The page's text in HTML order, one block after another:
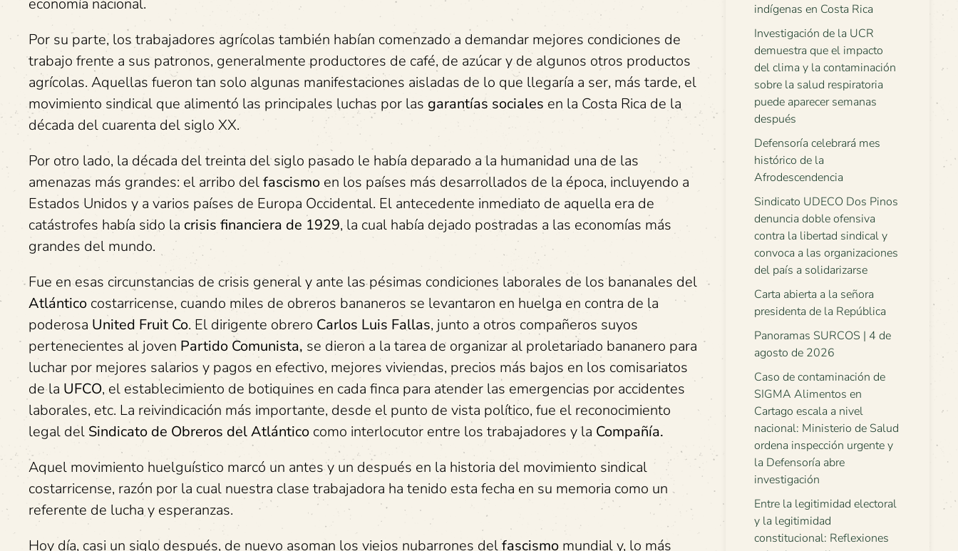
economía nacional.
Por su parte, los trabajadores agrícolas también habían comenzado a demandar mejores condiciones de
trabajo frente a sus patronos, generalmente productores de café, de azúcar y de algunos otros productos
agrícolas. Aquellas fueron tan solo algunas manifestaciones aisladas de lo que llegaría a ser, más tarde, el
movimiento sindical que alimentó las principales luchas por las garantías sociales en la Costa Rica de la
década del cuarenta del siglo XX.
Por otro lado, la década del treinta del siglo pasado le había deparado a la humanidad una de las
amenazas más grandes: el arribo delfascismo en los países más desarrollados de la época, incluyendo a
Estados Unidos y a varios países de Europa Occidental. El antecedente inmediato de aquella era de
catástrofes había sido la crisis financiera de 1929, la cual había dejado postradas a las economías más
grandes del mundo.
Fue en esas circunstancias de crisis general y ante las pésimas condiciones laborales de los bananales del
Atlántico costarricense, cuando miles de obreros bananeros se levantaron en huelga en contra de la
poderosa United Fruit Co. El dirigente obrero Carlos Luis Fallas, junto a otros compañeros suyos
pertenecientes al joven Partido Comunista, se dieron a la tarea de organizar al proletariado bananero para
luchar por mejores salarios y pagos en efectivo, mejores viviendas, precios más bajos en los comisariatos
de la UFCO, el establecimiento de botiquines en cada finca para atender las emergencias por accidentes
laborales, etc. La reivindicación más importante, desde el punto de vista político, fue el reconocimiento
legal del Sindicato de Obreros del Atlántico como interlocutor entre los trabajadores y la Compañía.
Aquel movimiento huelguístico marcó un antes y un después en la historia del movimiento sindical
costarricense, razón por la cual nuestra clase trabajadora ha tenido esta fecha en su memoria como un
referente de lucha y esperanzas.
Hoy día, casi un siglo después, de nuevo asoman los viejos nubarrones delfascismo mundial y, lo más
indígenas en Costa Rica
Investigación de la UCR
demuestra que el impacto
del clima y la contaminación
sobre la salud respiratoria
puede aparecer semanas
después
Defensoría celebrará mes
histórico de la
Afrodescendencia
Sindicato UDECO Dos Pinos
denuncia doble ofensiva
contra la libertad sindical y
convoca a las organizaciones
del país a solidarizarse
Carta abierta a la señora
presidenta de la República
Panoramas SURCOS | 4 de
agosto de 2026
Caso de contaminación de
SIGMA Alimentos en
Cartago escala a nivel
nacional: Ministerio de Salud
ordena inspección urgente y
la Defensoría abre
investigación
Entre la legitimidad electoral
y la legitimidad
constitucional: Reflexiones